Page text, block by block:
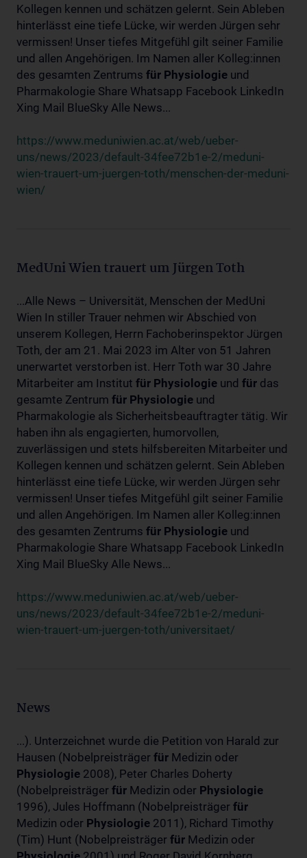
Kollegen kennen und schätzen gelernt. Sein Ableben
hinterlässt eine tiefe Lücke, wir werden Jürgen sehr
vermissen! Unser tiefes Mitgefühl gilt seiner Familie
und allen Angehörigen. Im Namen aller Kolleg:innen
des gesamten Zentrums für Physiologie und
Pharmakologie Share Whatsapp Facebook LinkedIn
Xing Mail BlueSky Alle News...
https://www.meduniwien.ac.at/web/ueber-
uns/news/2023/default-34fee72b1e-2/meduni-
wien-trauert-um-juergen-toth/menschen-der-meduni-
wien/
MedUni Wien trauert um Jürgen Toth
...Alle News – Universität, Menschen der MedUni
Wien In stiller Trauer nehmen wir Abschied von
unserem Kollegen, Herrn Fachoberinspektor Jürgen
Toth, der am 21. Mai 2023 im Alter von 51 Jahren
unerwartet verstorben ist. Herr Toth war 30 Jahre
Mitarbeiter am Institut für Physiologie und für das
gesamte Zentrum für Physiologie und
Pharmakologie als Sicherheitsbeauftragter tätig. Wir
haben ihn als engagierten, humorvollen,
zuverlässigen und stets hilfsbereiten Mitarbeiter und
Kollegen kennen und schätzen gelernt. Sein Ableben
hinterlässt eine tiefe Lücke, wir werden Jürgen sehr
vermissen! Unser tiefes Mitgefühl gilt seiner Familie
und allen Angehörigen. Im Namen aller Kolleg:innen
des gesamten Zentrums für Physiologie und
Pharmakologie Share Whatsapp Facebook LinkedIn
Xing Mail BlueSky Alle News...
https://www.meduniwien.ac.at/web/ueber-
uns/news/2023/default-34fee72b1e-2/meduni-
wien-trauert-um-juergen-toth/universitaet/
News
...). Unterzeichnet wurde die Petition von Harald zur
Hausen (Nobelpreisträger für Medizin oder
Physiologie 2008), Peter Charles Doherty
(Nobelpreisträger für Medizin oder Physiologie
1996), Jules Hoffmann (Nobelpreisträger für
Medizin oder Physiologie 2011), Richard Timothy
(Tim) Hunt (Nobelpreisträger für Medizin oder